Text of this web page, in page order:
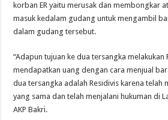
korban ER yaitu merusak dan membongkar
masuk kedalam gudang untuk mengambil
dalam gudang tersebut.
“Adapun tujuan ke dua tersangka melakukan
mendapatkan uang dengan cara menjual
dua tersangka adalah Residivis karena telah
yang sama dan telah menjalani hukuman di
AKP Bakri.